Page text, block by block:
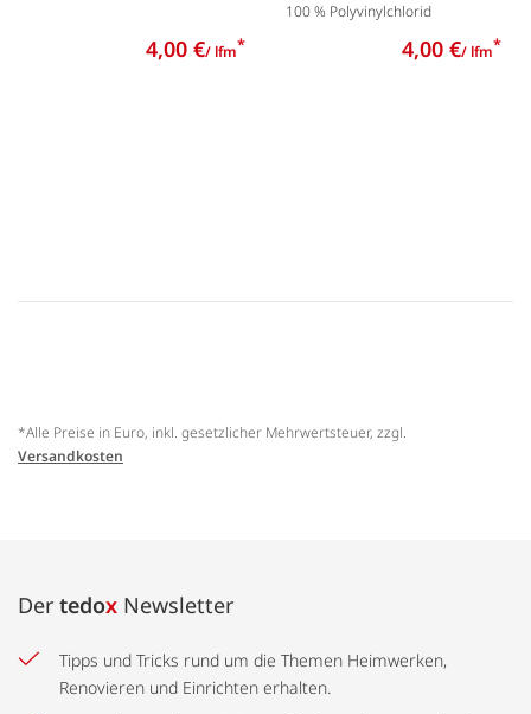
4,00 €/ lfm*
100 % Polyvinylchlorid
4,00 €/ lfm*
*Alle Preise in Euro, inkl. gesetzlicher Mehrwertsteuer, zzgl.
Versandkosten
Der tedox Newsletter
Tipps und Tricks rund um die Themen Heimwerken,
Renovieren und Einrichten erhalten.